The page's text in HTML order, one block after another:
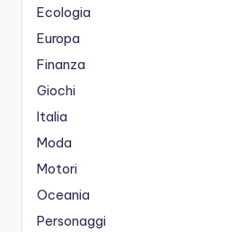
Ecologia
Europa
Finanza
Giochi
Italia
Moda
Motori
Oceania
Personaggi